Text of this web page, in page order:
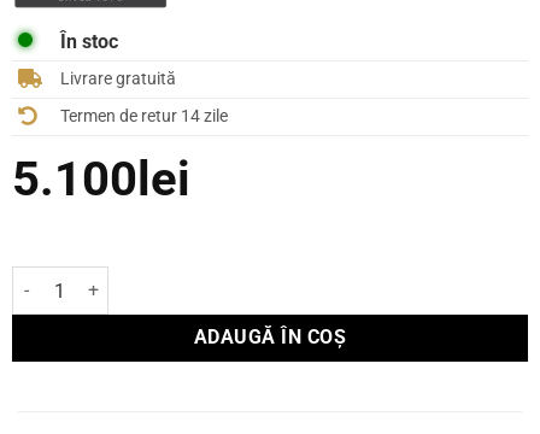
În stoc
Livrare gratuită
Termen de retur 14 zile
5.100 lei
Cantitate Cablu alimentare HMS Armonia Carbon Power 1,5 M
ADAUGĂ ÎN COȘ